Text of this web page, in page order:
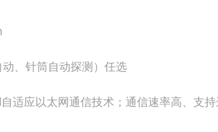
、针筒自动探测）任选
适应以太网通信技术；通信速率高、支持